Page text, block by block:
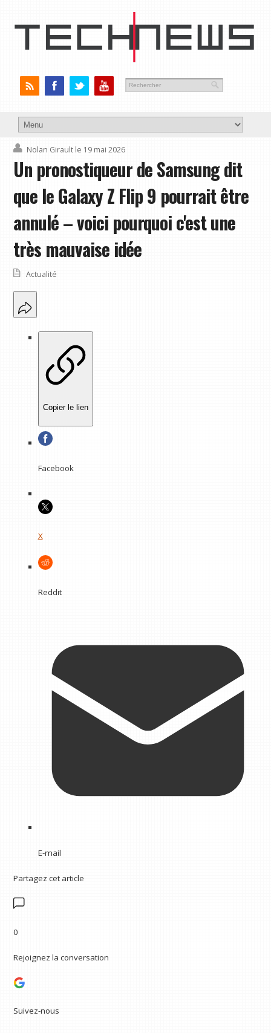
Nolan Girault le 19 mai 2026
Un pronostiqueur de Samsung dit
que le Galaxy Z Flip 9 pourrait être
annulé – voici pourquoi c'est une
très mauvaise idée
Actualité
Copier le lien
Facebook
X
Reddit
E-mail
Partagez cet article
0
Rejoignez la conversation
Suivez-nous